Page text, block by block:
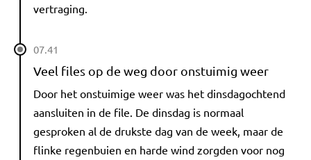
vertraging.
07.41
Veel files op de weg door onstuimig weer
Door het onstuimige weer was het dinsdagochtend
aansluiten in de file. De dinsdag is normaal
gesproken al de drukste dag van de week, maar de
flinke regenbuien en harde wind zorgden voor nog